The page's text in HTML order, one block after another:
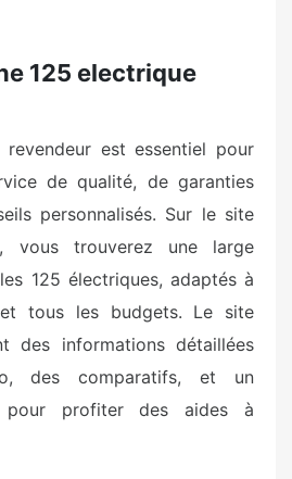
125 electrique
revendeur est essentiel pour
de qualité, de garanties
personnalisés. Sur le site
, vous trouverez une large
125 électriques, adaptés à
tous les budgets. Le site
des informations détaillées
des comparatifs, et un
pour profiter des aides à